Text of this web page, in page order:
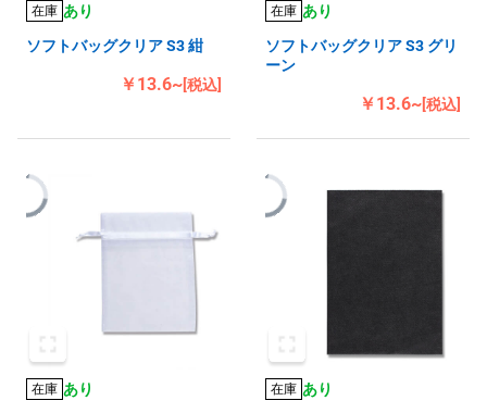
在庫 あり
ソフトバッグクリア S3 紺
￥13.6~[税込]
在庫 あり
ソフトバッグクリア S3 グリ
ーン
￥13.6~[税込]
在庫 あり
在庫 あり